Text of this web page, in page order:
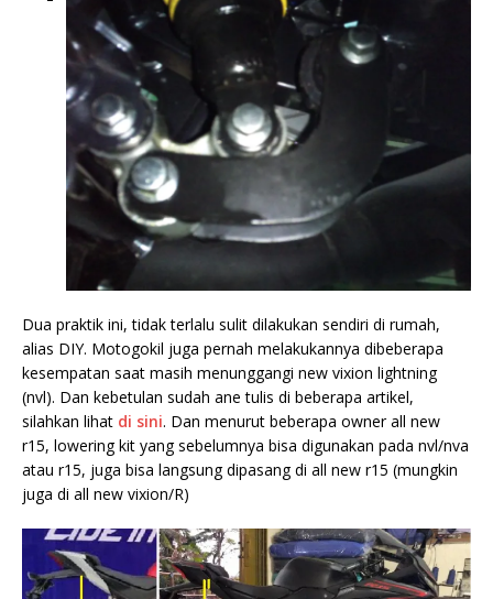
Dua praktik ini, tidak terlalu sulit dilakukan sendiri di rumah,
alias DIY. Motogokil juga pernah melakukannya dibeberapa
kesempatan saat masih menunggangi new vixion lightning
(nvl). Dan kebetulan sudah ane tulis di beberapa artikel,
silahkan lihat di sini. Dan menurut beberapa owner all new
r15, lowering kit yang sebelumnya bisa digunakan pada nvl/nva
atau r15, juga bisa langsung dipasang di all new r15 (mungkin
juga di all new vixion/R)